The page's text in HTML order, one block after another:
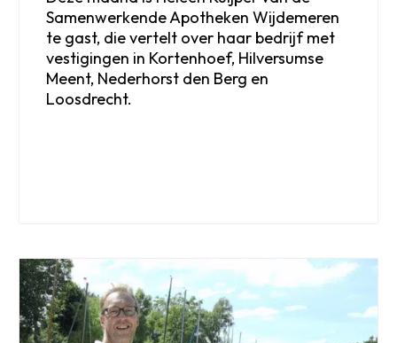
Samenwerkende Apotheken Wijdemeren
te gast, die vertelt over haar bedrijf met
vestigingen in Kortenhoef, Hilversumse
Meent, Nederhorst den Berg en
Loosdrecht.